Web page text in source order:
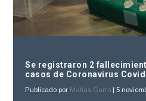
Se registraron 2
casos de Coronavirus
Publicado por Matias Garro |5